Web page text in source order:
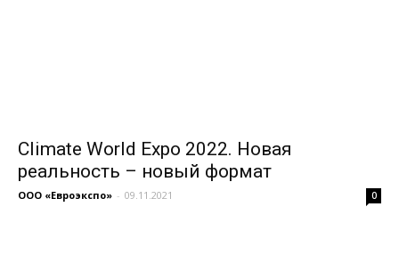
Climate World Expo 2022. Новая
реальность – новый формат
ООО «Евроэкспо» - 09.11.2021 0